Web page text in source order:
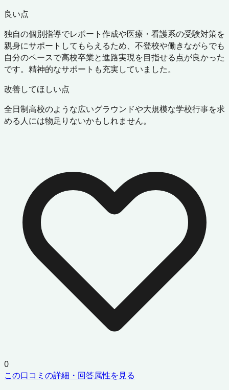
良い点
独自の個別指導でレポート作成や医療・看護系の受験対策を
親身にサポートしてもらえるため、不登校や働きながらでも
自分のペースで高校卒業と進路実現を目指せる点が良かった
です。精神的なサポートも充実していました。
改善してほしい点
全日制高校のような広いグラウンドや大規模な学校行事を求
める人には物足りないかもしれません。
0
この口コミの詳細・回答属性を見る